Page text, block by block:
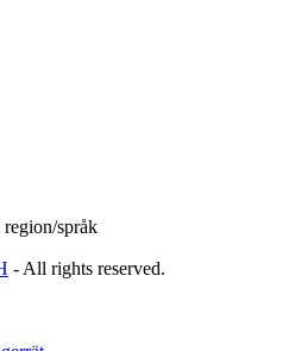
språk
- All rights reserved.